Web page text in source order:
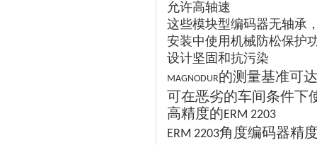
允许高轴速
这些模块型编码器无轴承
安装中使用机械防松保护
设计坚固和抗污染
MAGNODUR的测量基准可
可在恶劣的车间条件下
高精度的ERM 2203
ERM 2203角度编码器精